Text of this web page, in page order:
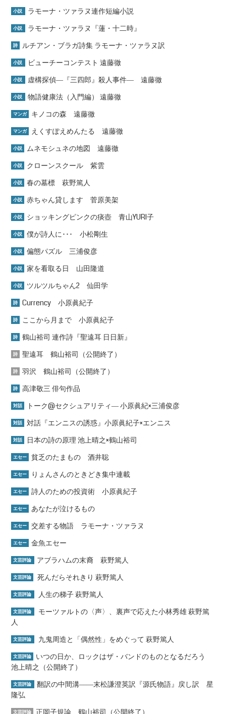
小説 ラモーナ・ツァラヌ連作短編小説
小説 ラモーナ・ツァラヌ『蓮・十二時』
詩 ルチアン・ブラガ詩集 ラモーナ・ツァラヌ訳
小説 ビューチーコンテスト 遠藤徹
小説 虚構探偵―『三四郎』殺人事件― 遠藤徹
小説 物語健康法（入門編） 遠藤徹
マンガ キノコの森 遠藤徹
マンガ えくすぽえめんたる 遠藤徹
小説 ムネモシュネの地図 遠藤徹
小説 クローンスクール 紫雲
小説 春の墓標 萩野篤人
小説 赤ちゃん貸します 菅原美架
小説 ショッキングピンクの痰壺 青山YURI子
小説 僕が詩人に･･･ 小松剛生
小説 偏態パズル 三浦俊彦
小説 家を看取る日 山田隆道
小説 ツルツルちゃん2 仙田学
詩 Currency 小原眞紀子
詩 ここから月まで 小原眞紀子
詩 鶴山裕司 連作詩『聖遠耳 日日新』
詩 聖遠耳 鶴山裕司（公開終了）
詩 羽沢 鶴山裕司（公開終了）
詩 高津敬三 俳句作品
対話 トーク@セクシュアリティ― 小原眞紀×三浦俊彦
対話 対話『エンニスの誘惑』小原眞紀子×エンニス
対話 日本の詩の原理 池上晴之×鶴山裕司
エセー 貧乏のたまもの 酒井聡
エセー りょんさんのときどき集中連載
エセー 詩人のための投資術 小原眞紀子
エセー あなたが泣けるもの
エセー 交差する物語 ラモーナ・ツァラヌ
エセー 金魚エセー
文芸評論 アブラハムの末裔 萩野篤人
文芸評論 死んだらそれきり 萩野篤人
文芸評論 人生の梯子 萩野篤人
文芸評論
モーツァルトの〈声〉、裏声で応えた小林秀雄 萩野篤
人
文芸評論 九鬼周造と「偶然性」をめぐって 萩野篤人
文芸評論
いつの日か、ロックはザ・バンドのものとなるだろう
池上晴之（公開終了）
文芸評論
翻訳の中間溝――末松謙澄英訳『源氏物語』戻し訳 星
隆弘
文芸評論